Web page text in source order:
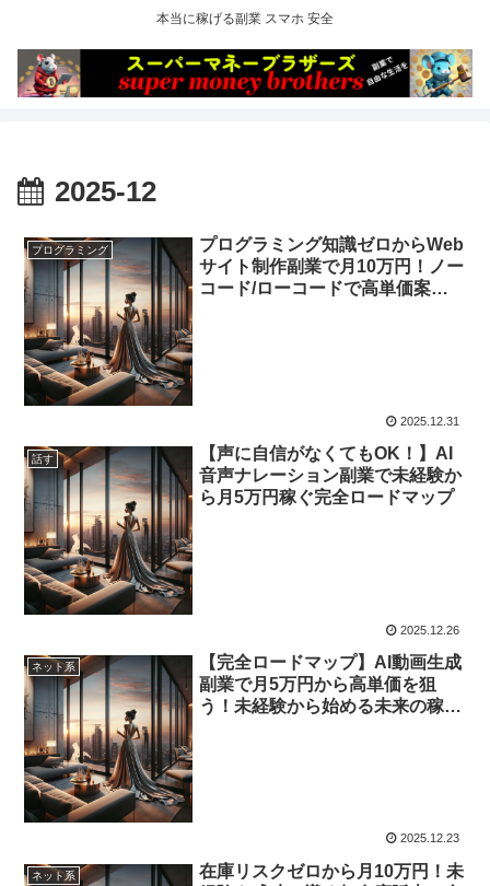
本当に稼げる副業 スマホ 安全
2025-12
プログラミング
プログラミング知識ゼロからWeb
サイト制作副業で月10万円！ノー
コード/ローコードで高単価案件
2025.12.31
話す
【声に自信がなくてもOK！】AI
音声ナレーション副業で未経験か
ら月5万円稼ぐ完全ロードマップ
2025.12.26
ネット系
【完全ロードマップ】AI動画生成
副業で月5万円から高単価を狙
う！未経験から始める未来の稼ぎ
2025.12.23
ネット系
在庫リスクゼロから月10万円！未